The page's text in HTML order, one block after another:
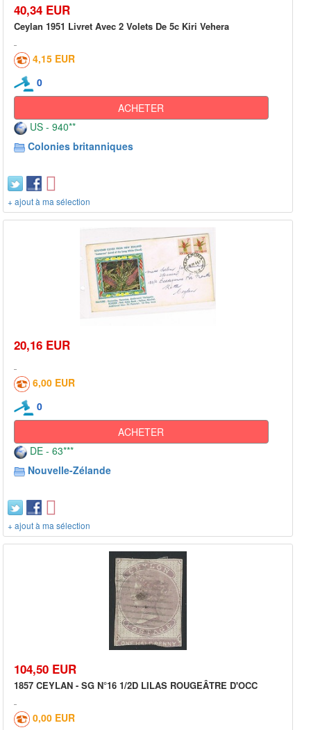
40,34 EUR
Ceylan 1951 Livret Avec 2 Volets De 5c Kiri Vehera
4,15 EUR
0
ACHETER
US - 940**
Colonies britanniques
+ ajout à ma sélection
20,16 EUR
6,00 EUR
0
ACHETER
DE - 63***
Nouvelle-Zélande
+ ajout à ma sélection
104,50 EUR
1857 CEYLAN - SG N°16 1/2D LILAS ROUGEÂTRE D'OCC
0,00 EUR